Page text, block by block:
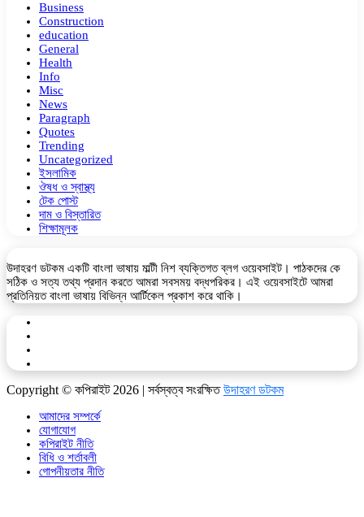
Business
Construction
education
General
Health
Info
Misc
News
Paragraph
Quotes
Trending
Uncategorized
ইসলামিক
ঔষধ ও স্বাস্থ্য
টেক পোস্ট
দাম ও বিস্তারিত
শিক্ষামূলক
উদাহরণ ডটকম একটি বাংলা ভাষায় মাল্টী নিশ ব্যক্তিগত ব্লগ ওয়েবসাইট। পাঠকদের কে
সঠিক ও সত্য তথ্য প্রদান করতে আমরা সবসময় বদ্ধপরিকর। এই ওয়েবসাইটে আমরা
প্রতিনিয়ত বাংলা ভাষায় বিভিন্ন আর্টিকেল প্রকাশ করে থাকি।
news
Copyright © কপিরাইট 2026 | সর্বস্বত্ব সংরক্ষিতউদাহরণ ডটকম
আমাদের সম্পর্কে
যোগাযোগ
কপিরাইট নীতি
বিধি ও শর্তাবলী
গোপনীয়তার নীতি